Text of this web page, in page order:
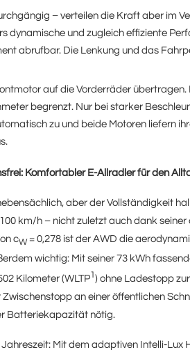
– verteilen die Kraft aber im
dynamische und zugleich effiziente
abrufbar. Die Lenkung und das
auf die Vorderräder
begrenzt. Nur bei starker
zu und beide Motoren liefern
Komfortabler E-Allradler für den
aber der Vollständigkeit
km/h – nicht zuletzt auch dank
cW= 0,278 ist der AWD die
wichtig: Mit seiner 73 kWh
Kilometer (WLTP1) ohne Ladestopp
an einer öffentlichen
Batteriekapazität nötig.
Mit dem adaptiven Intelli-